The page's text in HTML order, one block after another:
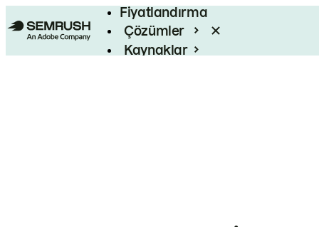
Fiyatlandırma
Çözümler
Kaynaklar